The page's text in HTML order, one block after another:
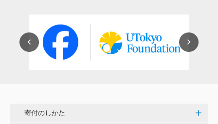
株式会社Ｌｅｇａｌｓｃａｐｅ
当社は、IS・CSで学んだ知見を法領域に応用するとこ
ろから始まりました。この社会でますますコンピュー
三好 弘晃
寄付のしかた